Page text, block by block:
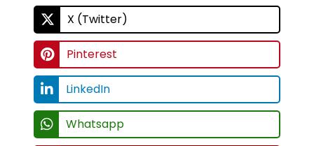
X (Twitter)
Pinterest
LinkedIn
Whatsapp